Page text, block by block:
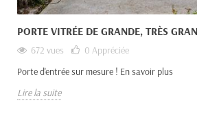
PORTE VITRÉE DE GRANDE, TRÈS
672 vues 0 Appréciée
Porte d'entrée sur mesure ! En savoir plus
Lire la suite